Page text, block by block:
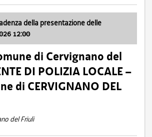
della presentazione delle
12:00
di Cervignano del
DI POLIZIA LOCALE –
di CERVIGNANO DEL
del Friuli